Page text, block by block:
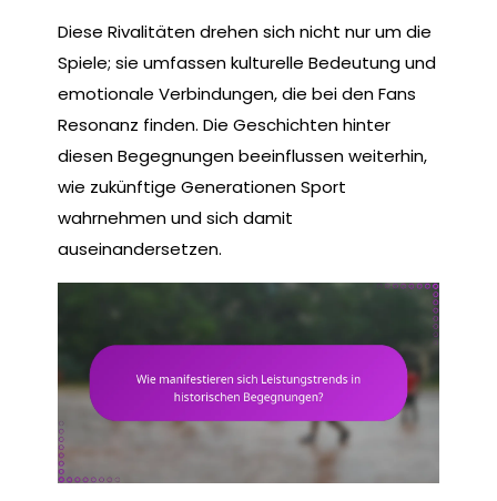
Diese Rivalitäten drehen sich nicht nur um die
Spiele; sie umfassen kulturelle Bedeutung und
emotionale Verbindungen, die bei den Fans
Resonanz finden. Die Geschichten hinter
diesen Begegnungen beeinflussen weiterhin,
wie zukünftige Generationen Sport
wahrnehmen und sich damit
auseinandersetzen.